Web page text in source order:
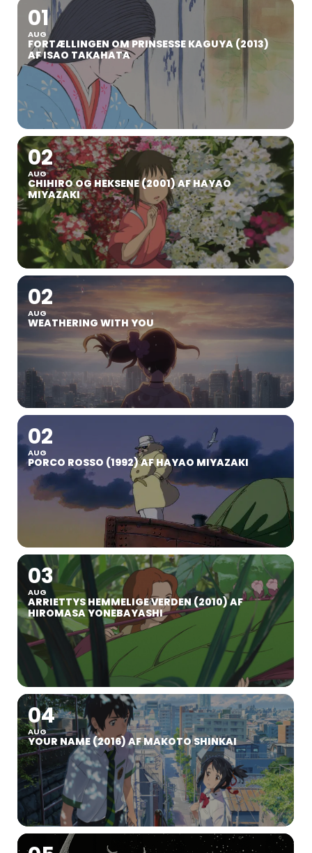
01
AUG
FORTÆLLINGEN OM PRINSESSE KAGUYA (2013)
AF ISAO TAKAHATA
02
AUG
CHIHIRO OG HEKSENE (2001) AF HAYAO
MIYAZAKI
02
AUG
WEATHERING WITH YOU
02
AUG
PORCO ROSSO (1992) AF HAYAO MIYAZAKI
03
AUG
ARRIETTYS HEMMELIGE VERDEN (2010) AF
HIROMASA YONEBAYASHI
04
AUG
YOUR NAME (2016) AF MAKOTO SHINKAI